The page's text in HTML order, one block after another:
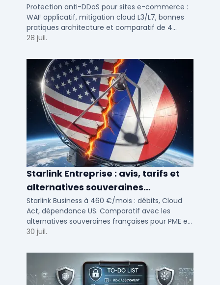
e-commerce en 2025
Protection anti-DDoS pour sites e-commerce :
WAF applicatif, mitigation cloud L3/L7, bonnes
pratiques architecture et comparatif de 4
solutions testees par des DSI en 2025.
28 juil.
Starlink Entreprise : avis, tarifs et
alternatives souveraines
françaises 2026
Starlink Business à 460 €/mois : débits, Cloud
Act, dépendance US. Comparatif avec les
alternatives souveraines françaises pour PME et
ETI multi-sites. Avis terrain et critères de choix
30 juil.